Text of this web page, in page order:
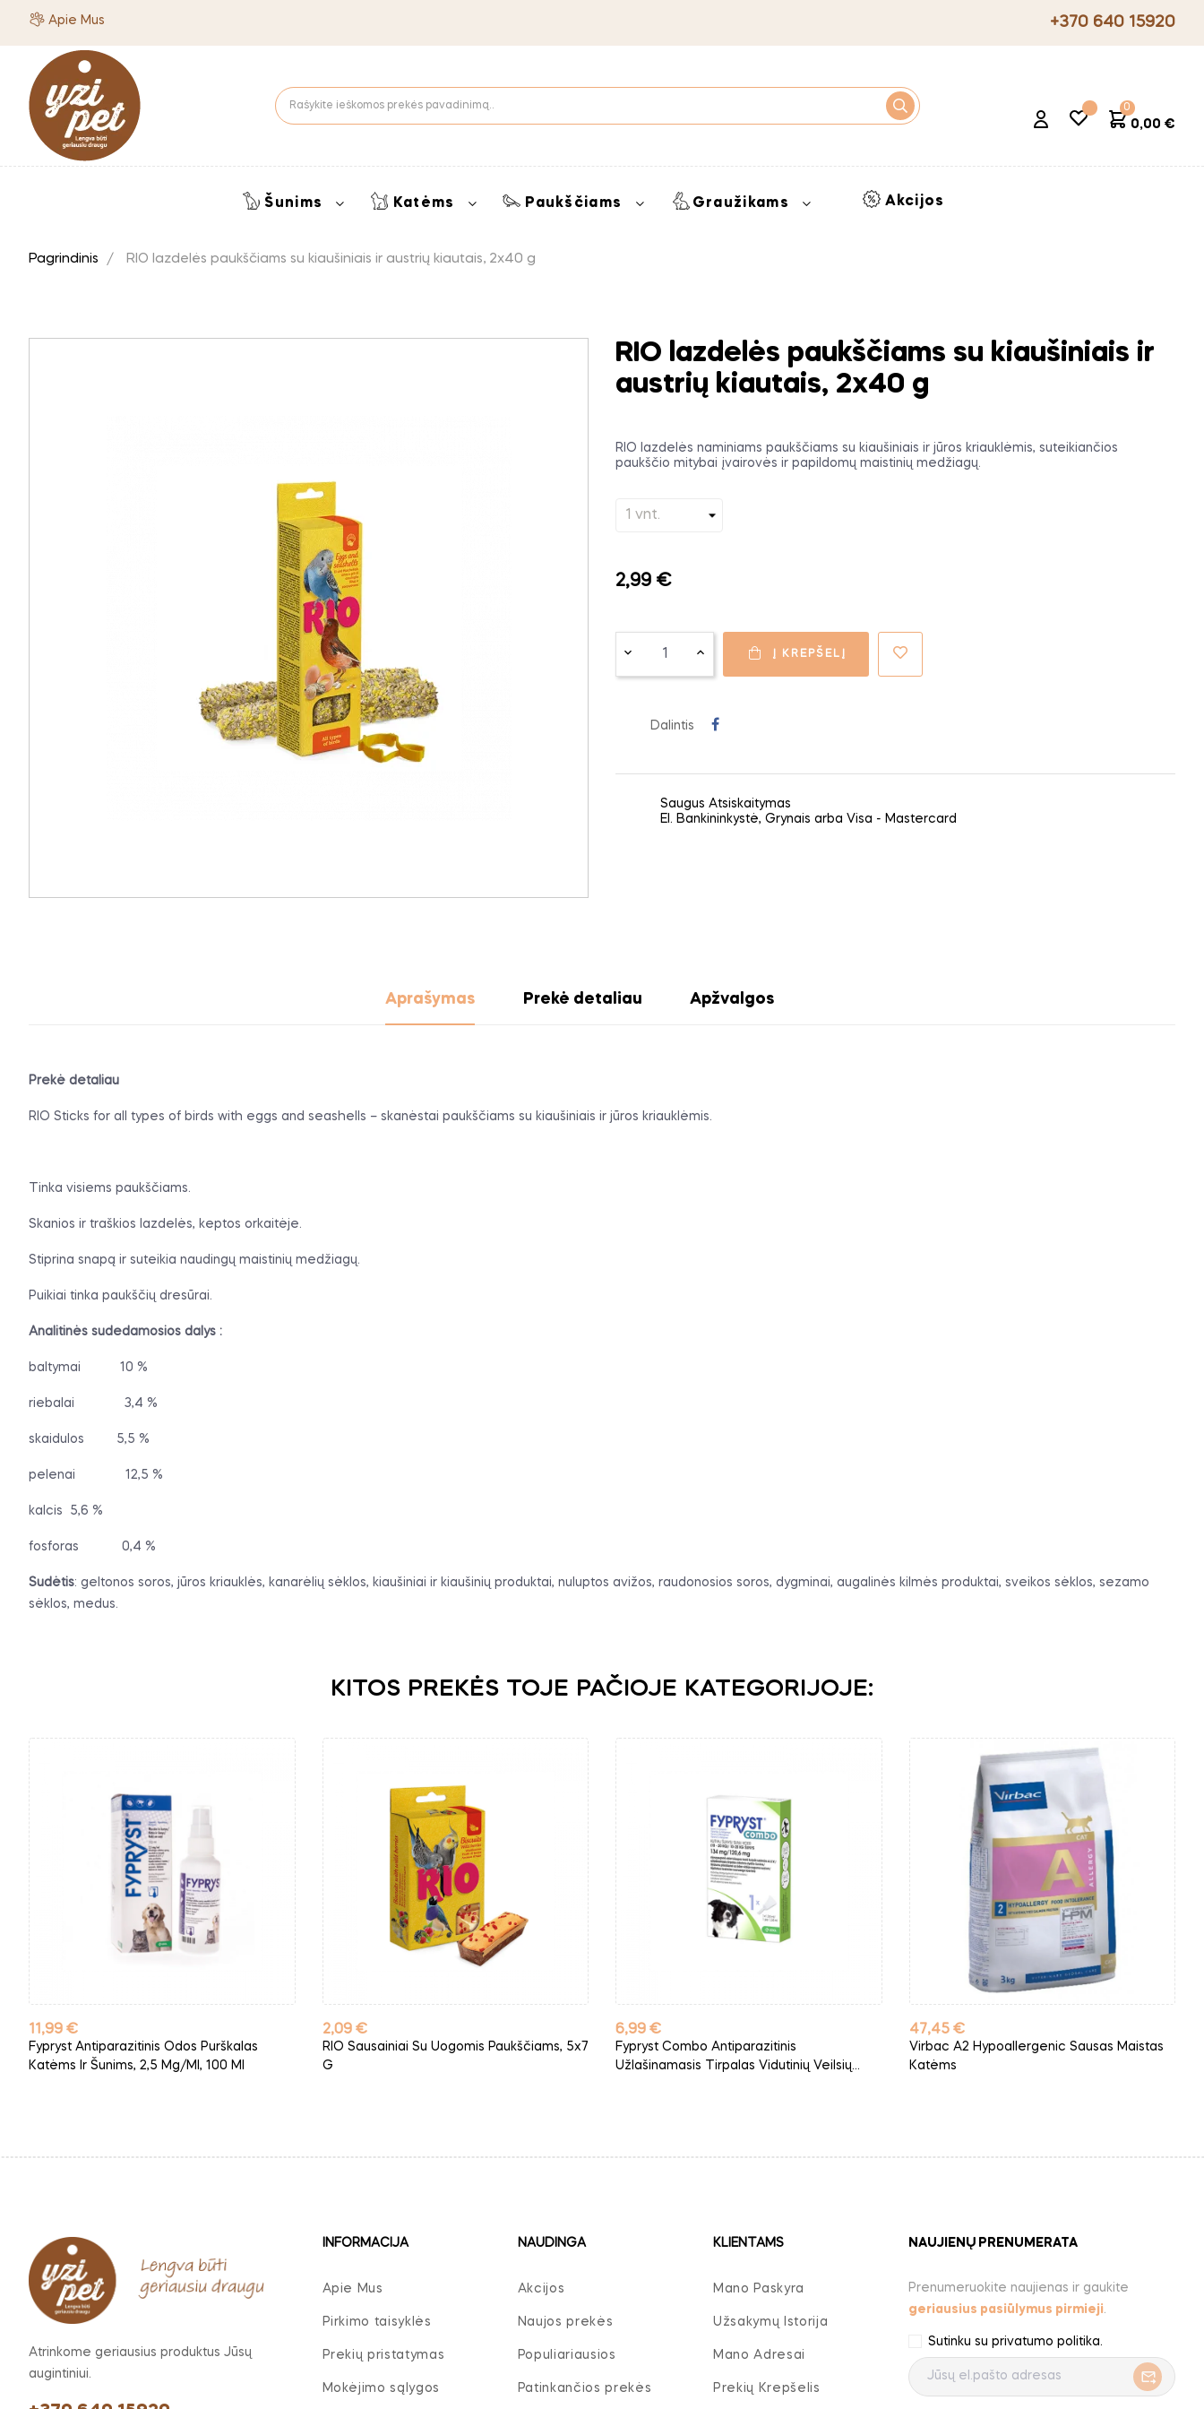
Apie Mus +370 640 15920
0
0,00 €
Šunims Katėms Paukščiams Graužikams Akcijos
Pagrindinis RIO lazdelės paukščiams su kiaušiniais ir austrių kiautais, 2x40 g
RIO lazdelės paukščiams su kiaušiniais ir
austrių kiautais, 2x40 g
RIO lazdelės naminiams paukščiams su kiaušiniais ir jūros kriauklėmis, suteikiančios
paukščio mitybai įvairovės ir papildomų maistinių medžiagų.
2,99 €
Į KREPŠELĮ
Dalintis
Saugus Atsiskaitymas
El. Bankininkystė, Grynais arba Visa - Mastercard
Aprašymas Prekė detaliau Apžvalgos
Prekė detaliau
RIO Sticks for all types of birds with eggs and seashells – skanėstai paukščiams su kiaušiniais ir jūros kriauklėmis.
Tinka visiems paukščiams.
Skanios ir traškios lazdelės, keptos orkaitėje.
Stiprina snapą ir suteikia naudingų maistinių medžiagų.
Puikiai tinka paukščių dresūrai.
Analitinės sudedamosios dalys :
baltymai 10 %
riebalai 3,4 %
skaidulos 5,5 %
pelenai 12,5 %
kalcis 5,6 %
fosforas 0,4 %
Sudėtis: geltonos soros, jūros kriauklės, kanarėlių sėklos, kiaušiniai ir kiaušinių produktai, nuluptos avižos, raudonosios soros, dygminai, augalinės kilmės produktai, sveikos sėklos, sezamo
sėklos, medus.
KITOS PREKĖS TOJE PAČIOJE KATEGORIJOJE:
Kaina
11,99 €
Fypryst Antiparazitinis Odos Purškalas
Katėms Ir Šunims, 2,5 Mg/ml, 100 Ml
Kaina
2,09 €
RIO Sausainiai Su Uogomis Paukščiams, 5x7
G
Kaina
6,99 €
Fypryst Combo Antiparazitinis
Užlašinamasis Tirpalas Vidutinių Veilsių...
Kaina
47,45 €
Virbac A2 Hypoallergenic Sausas Maistas
Katėms
Atrinkome geriausius produktus Jūsų
augintiniui.
INFORMACIJA
Apie Mus
Pirkimo taisyklės
Prekių pristatymas
Mokėjimo sąlygos
NAUDINGA
Akcijos
Naujos prekės
Populiariausios
Patinkančios prekės
KLIENTAMS
Mano Paskyra
Užsakymų Istorija
Mano Adresai
Prekių Krepšelis
NAUJIENŲ PRENUMERATA
Prenumeruokite naujienas ir gaukite
geriausius pasiūlymus pirmieji
Sutinku suprivatumo politika.